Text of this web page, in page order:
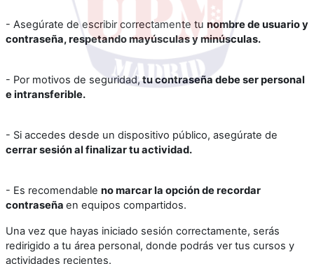
- Asegúrate de escribir correctamente tu nombre de usuario y
contraseña, respetando mayúsculas y minúsculas.
- Por motivos de seguridad,tu contraseña debe ser personal
e intransferible.
- Si accedes desde un dispositivo público, asegúrate de
cerrar sesión al finalizar tu actividad.
- Es recomendable no marcar la opción de recordar
contraseña en equipos compartidos.
Una vez que hayas iniciado sesión correctamente, serás
redirigido a tu área personal, donde podrás ver tus cursos y
actividades recientes.